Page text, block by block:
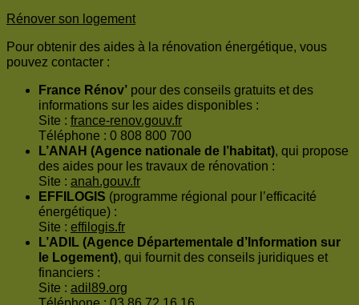
Rénover son logement
Pour obtenir des aides à la rénovation énergétique, vous
pouvez contacter :
France Rénov’ pour des conseils gratuits et des
informations sur les aides disponibles :
Site : france-renov.gouv.fr
Téléphone : 0 808 800 700
L’ANAH (Agence nationale de l’habitat), qui propose
des aides pour les travaux de rénovation :
Site : anah.gouv.fr
EFFILOGIS (programme régional pour l’efficacité
énergétique) :
Site : effilogis.fr
L’ADIL (Agence Départementale d’Information sur
le Logement), qui fournit des conseils juridiques et
financiers :
Site : adil89.org